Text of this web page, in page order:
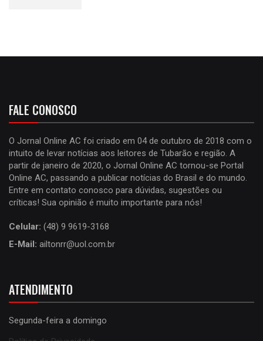
FALE CONOSCO
O Jornal Online AC foi criado em 04 de outubro de 2018 com o
intuito de levar notícias aos leitores de Tubarão e região. A
partir de janeiro de 2020, o Jornal Online AC tornou-se Portal
Online AC, passando a publicar notícias do Brasil e do mundo.
Entre em contato conosco para dúvidas, sugestões ou
críticas! Sua opinião é muito importante para nós!
Celular: (48) 9 9619-3168
E-Mail: ailtonrr@uol.com.br
ATENDIMENTO
Segunda-feira a domingo